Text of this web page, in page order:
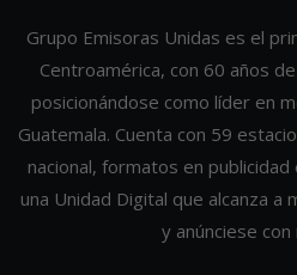
Grupo Emisoras Unidas es el
Centroamérica, con 60 años
posicionándose como líder en
Guatemala. Cuenta con 59
nacional, formatos en
una Unidad Digital que alcanza a
y anúnciese